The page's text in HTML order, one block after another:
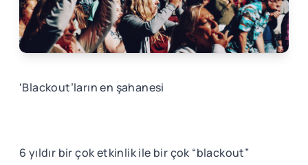
‘Blackout’ların en şahanesi
6 yıldır bir çok etkinlik ile bir çok “blackout”